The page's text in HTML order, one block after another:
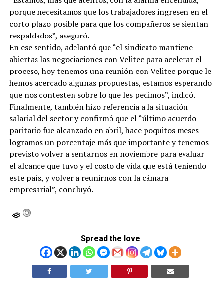
porque necesitamos que los trabajadores ingresen en el
corto plazo posible para que los compañeros se sientan
respaldados”, aseguró.
En ese sentido, adelantó que “el sindicato mantiene
abiertas las negociaciones con Velitec para acelerar el
proceso, hoy tenemos una reunión con Velitec porque le
hemos acercado algunas propuestas, estamos esperando
que nos contesten sobre lo que les pedimos”, indicó.
Finalmente, también hizo referencia a la situación
salarial del sector y confirmó que el “último acuerdo
paritario fue alcanzado en abril, hace poquitos meses
logramos un porcentaje más que importante y tenemos
previsto volver a sentarnos en noviembre para evaluar
el alcance que tuvo y el costo de vida que está teniendo
este país, y volver a reunirnos con la cámara
empresarial”, concluyó.
Spread the love